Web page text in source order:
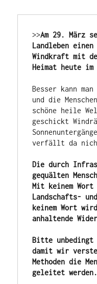
>>Am 29. März
Landleben
Windkraft mit
Heimat heute im
Besser kann
und die
schöne heile
geschickt
Die durch
gequälten
Mit keinem
Landschafts-
keinem Wort
anhaltende
Bitte unbedingt
damit wir
Methoden die
geleitet werden.